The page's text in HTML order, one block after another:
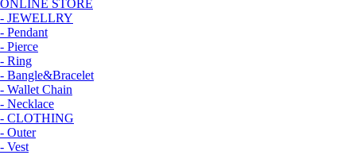
ONLINE STORE
- JEWELLRY
- Pendant
- Pierce
- Ring
- Bangle&Bracelet
- Wallet Chain
- Necklace
- CLOTHING
- Outer
- Vest